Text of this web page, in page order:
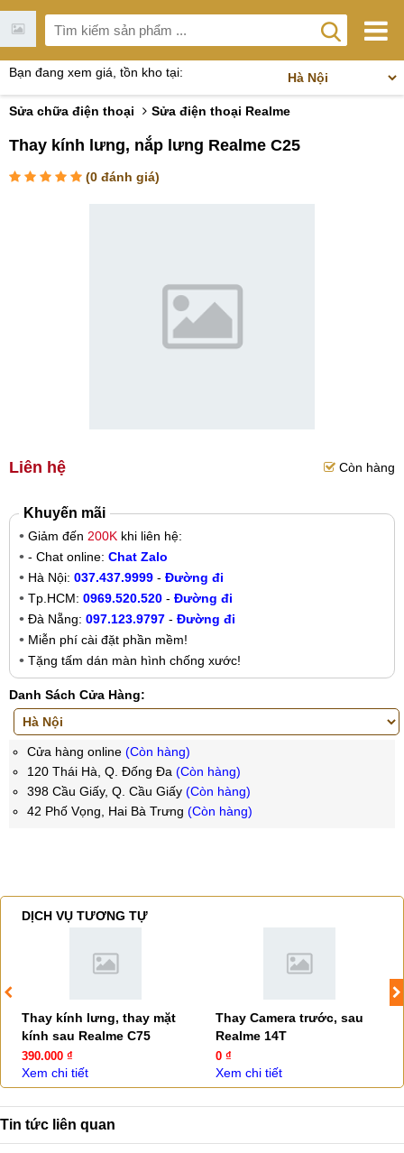
Bạn đang xem giá, tồn kho tại:
Sửa chữa điện thoại Sửa điện thoại Realme
Thay kính lưng, nắp lưng Realme C25
(0 đánh giá)
Liên hệ Còn hàng
Khuyến mãi
Giảm đến 200K khi liên hệ:
- Chat online: Chat Zalo
Hà Nội: 037.437.9999 - Đường đi
Tp.HCM: 0969.520.520 - Đường đi
Đà Nẵng: 097.123.9797 - Đường đi
Miễn phí cài đặt phần mềm!
Tặng tấm dán màn hình chống xước!
Danh Sách Cửa Hàng:
Cửa hàng online (Còn hàng)
120 Thái Hà, Q. Đống Đa (Còn hàng)
398 Cầu Giấy, Q. Cầu Giấy (Còn hàng)
42 Phố Vọng, Hai Bà Trưng (Còn hàng)
DỊCH VỤ TƯƠNG TỰ
Thay kính lưng, thay mặt
kính sau Realme C75
390.000 ₫
Xem chi tiết
Thay Camera trước, sau
Realme 14T
0 ₫
Xem chi tiết
Tin tức liên quan